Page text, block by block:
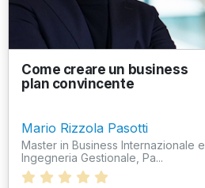
Come creare un business
plan convincente
Mario Rizzola Pasotti
Master in Business Internazionale e
Ingegneria Gestionale, Pa...